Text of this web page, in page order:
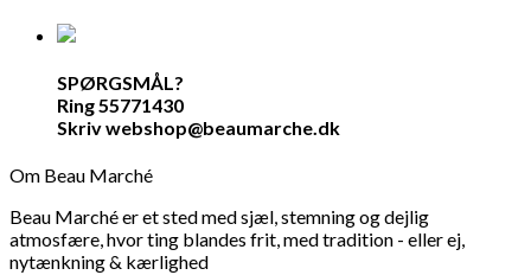
SPØRGSMÅL?
Ring 55771430
Skriv webshop@beaumarche.dk
Om Beau Marché
Beau Marché er et sted med sjæl, stemning og dejlig
atmosfære, hvor ting blandes frit, med tradition - eller ej,
nytænkning & kærlighed